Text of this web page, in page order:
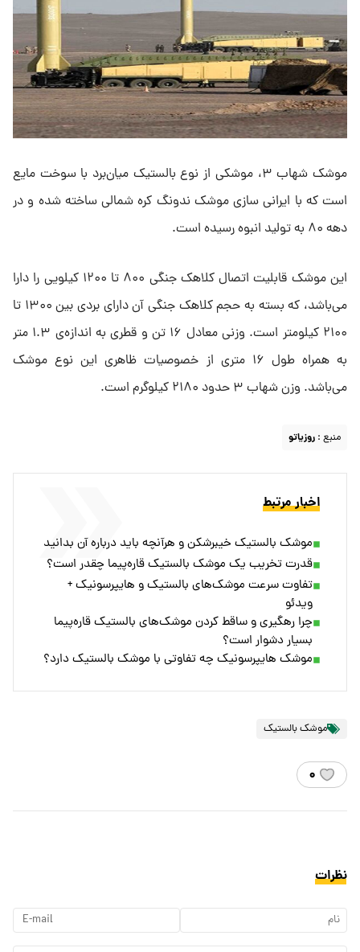
موشک شهاب ۳، موشکی از نوع بالستیک میان‌برد با سوخت مایع
است که با ایرانی سازی موشک ندونگ کره شمالی ساخته شده و در
دهه ۸۰ به تولید انبوه رسیده است.
این موشک قابلیت اتصال کلاهک جنگی ۸۰۰ تا ۱۲۰۰ کیلویی را دارا
می‌باشد، که بسته به حجم کلاهک جنگی آن دارای بردی بین ۱۳۰۰ تا
۲۱۰۰ کیلومتر است. وزنی معادل ۱۶ تن و قطری به اندازه‌ی ۱.۳ متر
به همراه طول ۱۶ متری از خصوصیات ظاهری این نوع موشک
می‌باشد. وزن شهاب ۳ حدود ۲۱۸۰ کیلوگرم است.
منبع : روزیاتو
اخبار مرتبط
موشک بالستیک خیبرشکن و هرآنچه باید درباره آن بدانید
قدرت تخریب یک موشک بالستیک قاره‌پیما چقدر است؟
تفاوت سرعت موشک‌های بالستیک و هایپرسونیک +
ویدئو
چرا رهگیری و ساقط کردن موشک‌های بالستیک قاره‌پیما
بسیار دشوار است؟
موشک هایپرسونیک چه تفاوتی با موشک بالستیک دارد؟
موشک بالستیک
۰
نظرات